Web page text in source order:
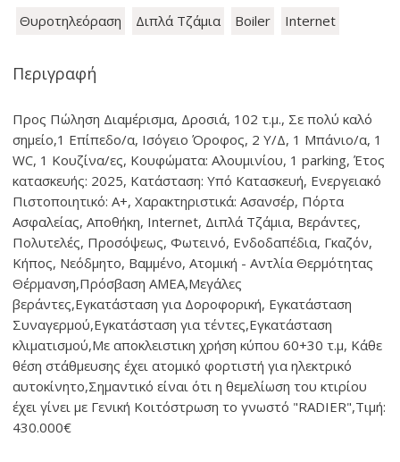
Θυροτηλεόραση
Διπλά Τζάμια Boiler Internet
Περιγραφή
Προς Πώληση Διαμέρισμα, Δροσιά, 102 τ.μ., Σε πολύ καλό
σημείο,1 Επίπεδο/α, Ισόγειο Όροφος, 2 Υ/Δ, 1 Μπάνιο/α, 1
WC, 1 Κουζίνα/ες, Kουφώματα: Αλουμινίου, 1 parking, Έτος
κατασκευής: 2025, Κατάσταση: Υπό Κατασκευή, Ενεργειακό
Πιστοποιητικό: Α+, Χαρακτηριστικά: Ασανσέρ, Πόρτα
Ασφαλείας, Αποθήκη, Internet, Διπλά Τζάμια, Βεράντες,
Πολυτελές, Προσόψεως, Φωτεινό, Ενδοδαπέδια, Γκαζόν,
Κήπος, Νεόδμητο, Βαμμένο, Ατομική - Αντλία Θερμότητας
Θέρμανση,Πρόσβαση ΑΜΕΑ,Μεγάλες
βεράντες,Εγκατάσταση για Δοροφορική, Εγκατάσταση
Συναγερμού,Εγκατάσταση για τέντες,Εγκατάσταση
κλιματισμού,Με αποκλειστικη χρήση κύπου 60+30 τ.μ, Κάθε
θέση στάθμευσης έχει ατομικό φορτιστή για ηλεκτρικό
αυτοκίνητο,Σημαντικό είναι ότι η θεμελίωση του κτιρίου
έχει γίνει με Γενική Κοιτόστρωση το γνωστό "RADIER",Τιμή:
430.000€